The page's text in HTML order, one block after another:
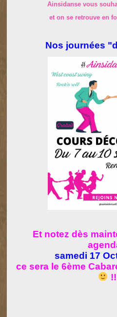
Ainsidanse vous
et on se retrouve en
Nos journées
Et notez dès
samedi 17
ce sera le 6ème